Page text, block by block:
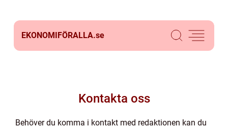
EKONOMIFÖRALLA.se
Kontakta oss
Behöver du komma i kontakt med redaktionen kan du